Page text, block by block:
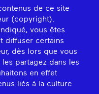
de ce site
(copyright).
vous êtes
diffuser certains
dès lors que vous
partagez dans les
en effet
liés à la culture